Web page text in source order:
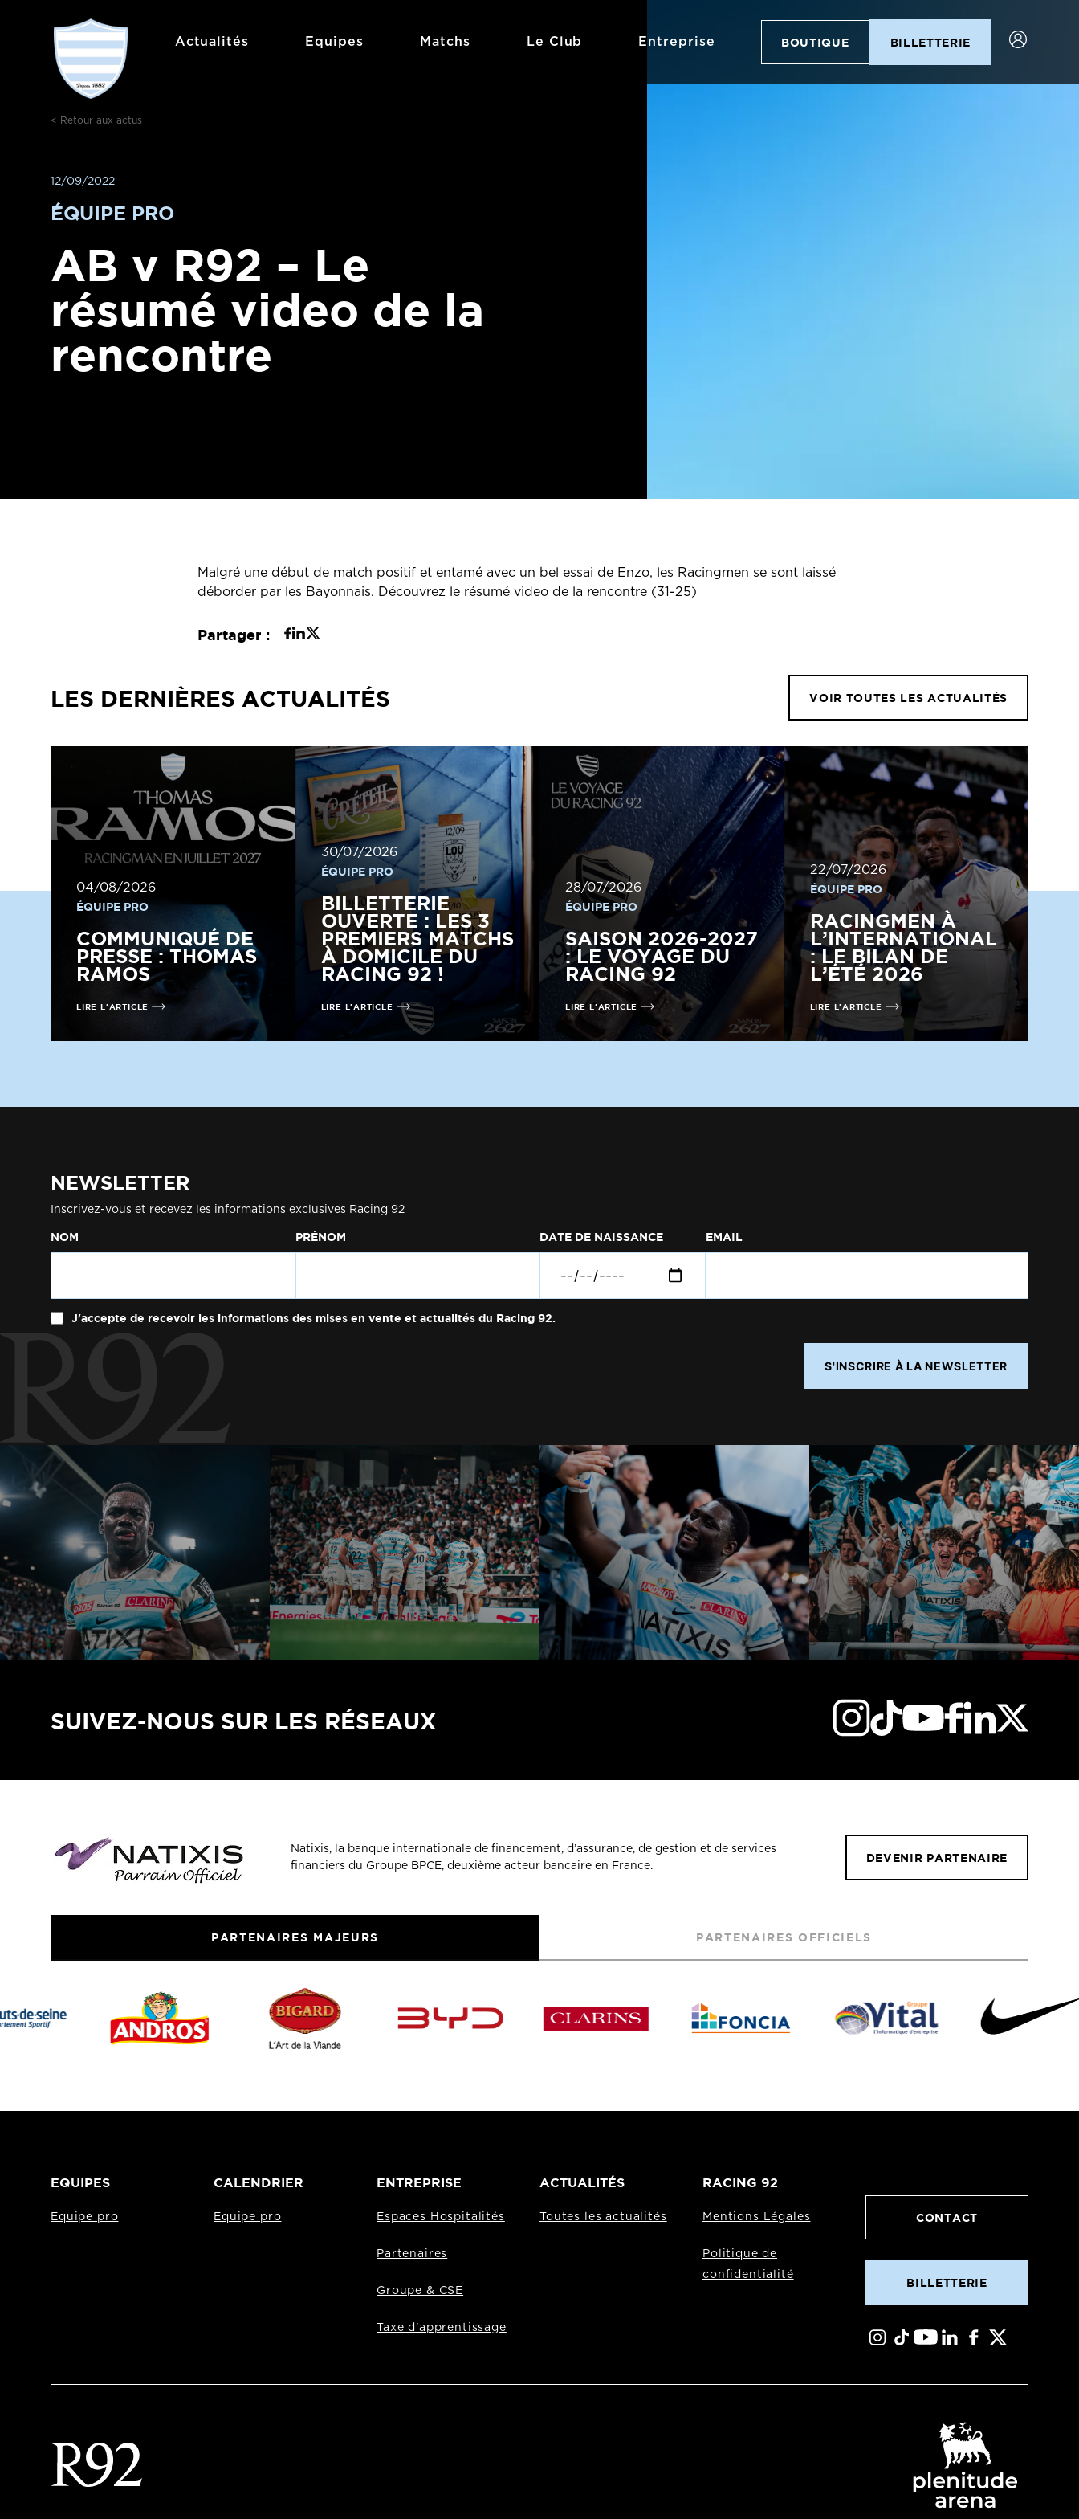
Actualités Equipes Matchs Le Club Entreprise BOUTIQUE BILLETTERIE
< Retour aux actus
12/09/2022
ÉQUIPE PRO
AB v R92 – Le
résumé video de la
rencontre
Malgré une début de match positif et entamé avec un bel essai de Enzo, les Racingmen se sont laissé
déborder par les Bayonnais. Découvrez le résumé video de la rencontre (31-25)
Partager :
LES DERNIÈRES ACTUALITÉS VOIR TOUTES LES ACTUALITÉS
04/08/2026
ÉQUIPE PRO
COMMUNIQUÉ DE
PRESSE : THOMAS
RAMOS
LIRE L'ARTICLE
30/07/2026
ÉQUIPE PRO
BILLETTERIE
OUVERTE : LES 3
PREMIERS MATCHS
À DOMICILE DU
RACING 92 !
LIRE L'ARTICLE
28/07/2026
ÉQUIPE PRO
SAISON 2026-2027
: LE VOYAGE DU
RACING 92
LIRE L'ARTICLE
22/07/2026
ÉQUIPE PRO
RACINGMEN À
L’INTERNATIONAL
: LE BILAN DE
L’ÉTÉ 2026
LIRE L'ARTICLE
NEWSLETTER
Inscrivez-vous et recevez les informations exclusives Racing 92
NOM PRÉNOM DATE DE NAISSANCE EMAIL
J'accepte de recevoir les informations des mises en vente et actualités du Racing 92.
S'INSCRIRE À LA NEWSLETTER
SUIVEZ-NOUS SUR LES RÉSEAUX
Natixis, la banque internationale de financement, d’assurance, de gestion et de services
financiers du Groupe BPCE, deuxième acteur bancaire en France.
DEVENIR PARTENAIRE
PARTENAIRES MAJEURS PARTENAIRES OFFICIELS
EQUIPES
Equipe pro
CALENDRIER
Equipe pro
ENTREPRISE
Espaces Hospitalités
Partenaires
Groupe & CSE
Taxe d'apprentissage
ACTUALITÉS
Toutes les actualités
RACING 92
Mentions Légales
Politique de
confidentialité
CONTACT
BILLETTERIE